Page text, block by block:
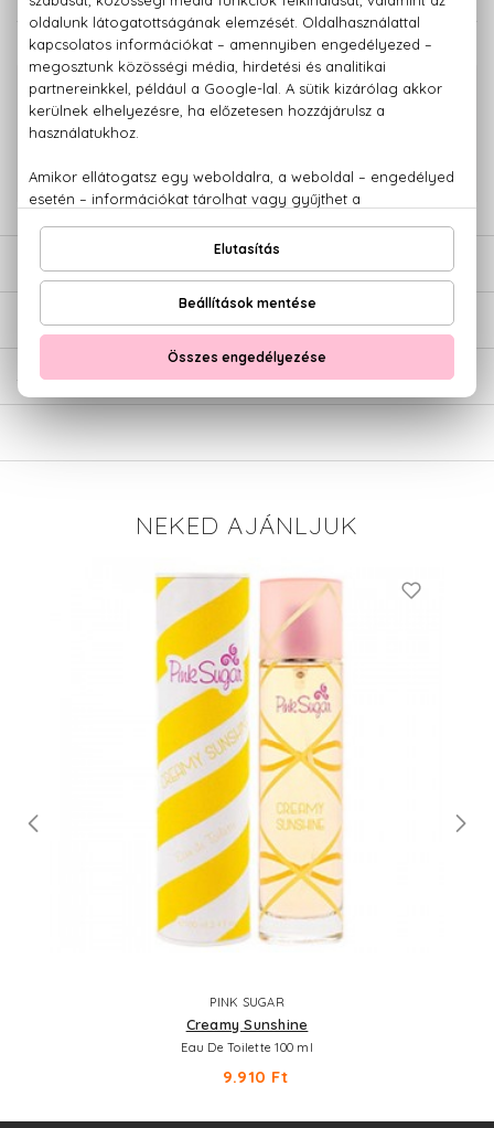
KAPCSOLÓDÓ TERMÉKEK
100% eredeti termékek,14 napos visszaküldési garanciával
779 1926
ÉRTÉKELÉSEK (0)
SZÁLLÍTÁS
NEKED AJÁNLJUK
PINK SUGAR
Creamy Sunshine
Eau De Toilette 100 ml
9.910 Ft